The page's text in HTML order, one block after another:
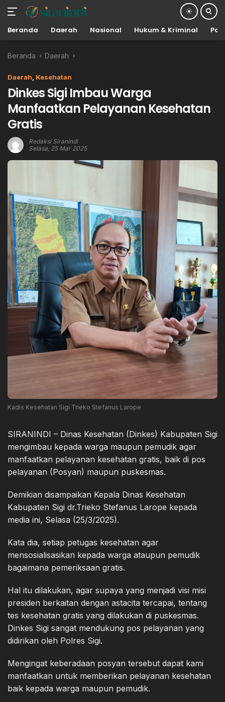
Beranda Daerah Nasional Hukum & Kriminal
Beranda Daerah
Daerah Kesehatan
Dinkes Sigi Imbau Warga
Manfaatkan Pelayanan Kesehatan
Gratis
Redaksi Siranindi
Selasa, 25 Mar 2025
Kadis Kesehatan Sigi Trieko Stefanus Larope
SIRANINDI – Dinas Kesehatan (Dinkes) Kabupaten Sigi
mengimbau kepada warga maupun pemudik agar
manfaatkan pelayanan kesehatan gratis, baik di pos
pelayanan (Posyan) maupun puskesmas.
Demikian disampaikan Kepala Dinas Kesehatan
Kabupaten Sigi dr.Trieko Stefanus Larope kepada
media ini, Selasa (25/3/2025).
Kata dia, setiap petugas kesehatan agar
mensosialisasikan kepada warga ataupun pemudik
bagaimana pemeriksaan gratis.
Hal itu dilakukan, agar supaya yang menjadi visi misi
presiden berkaitan dengan astacita tercapai, tentang
tes kesehatan gratis yang dilakukan di puskesmas.
Dinkes Sigi sangat mendukung pos pelayanan yang
didirikan oleh Polres Sigi.
Mengingat keberadaan posyan tersebut dapat kami
manfaatkan untuk memberikan pelayanan kesehatan
baik kepada warga maupun pemudik.